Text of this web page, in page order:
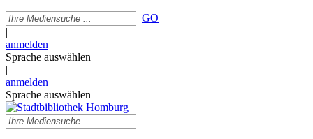
GO
|
anmelden
Sprache auswählen
|
anmelden
Sprache auswählen